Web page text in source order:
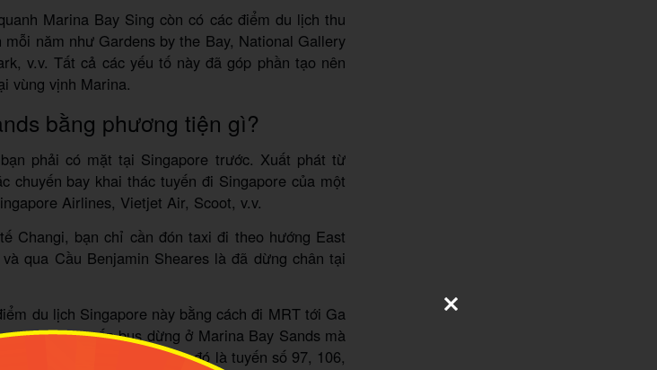
Marina Bay Sing còn có các điểm du lịch thu
năm như Gardens by the Bay, National Gallery
v.v. Tất cả các yếu tố này đã góp phần tạo nên
vùng vịnh Marina.
bằng phương tiện gì?
phải có mặt tại Singapore trước. Xuất phát từ
chuyến bay khai thác tuyến đi Singapore của một
Airlines, Vietjet Air, Scoot, v.v.
Changi, bạn chỉ cần đón taxi đi theo hướng East
qua Cầu Benjamin Sheares là đã dừng chân tại
du lịch Singapore này bằng cách đi MRT tới Ga
Những tuyến bus dừng ở Marina Bay Sands mà
phương tiện công cộng này đó là tuyến số 97, 106,